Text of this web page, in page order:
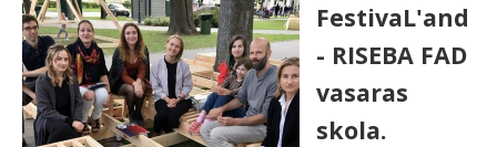
FestivaL'and
- RISEBA FAD
vasaras
skola.